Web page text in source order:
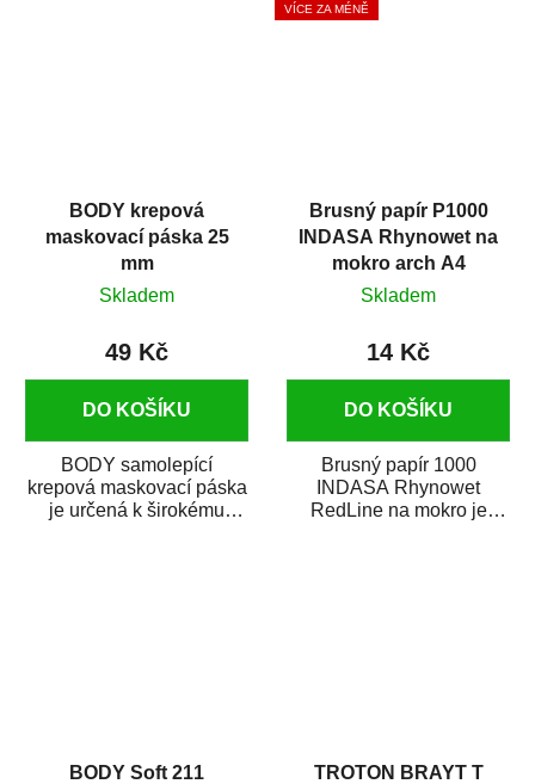
BODY krepová
maskovací páska 25
mm
Skladem
49 Kč
DO KOŠÍKU
BODY samolepící
krepová maskovací páska
je určená k širokému
VÍCE ZA MÉNĚ
Brusný papír P1000
INDASA Rhynowet na
mokro arch A4
Skladem
14 Kč
DO KOŠÍKU
Brusný papír 1000
INDASA Rhynowet
RedLine na mokro je
BODY Soft 211
TROTON BRAYT T